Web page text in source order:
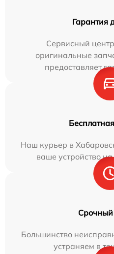
Гарантия
Сервисный
оригинальные
предоставляет
Наш курьер в
ваше устройство
Срочный
Большинство
устраняем в